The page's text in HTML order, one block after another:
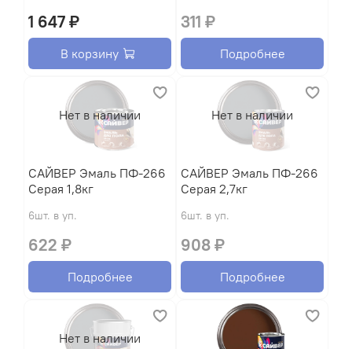
1 647 ₽
В корзину
311 ₽
Подробнее
Нет в наличии
САЙВЕР Эмаль ПФ-266
Серая 1,8кг
6шт. в уп.
622 ₽
Подробнее
Нет в наличии
САЙВЕР Эмаль ПФ-266
Серая 2,7кг
6шт. в уп.
908 ₽
Подробнее
Нет в наличии